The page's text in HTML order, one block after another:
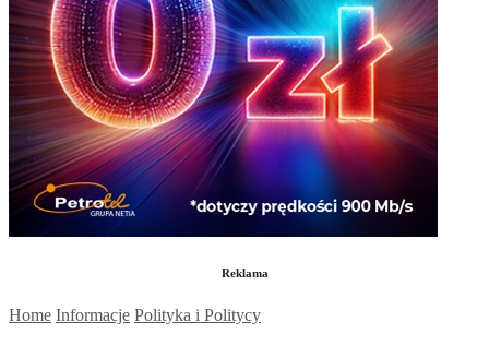
Reklama
Home Informacje Polityka i Politycy